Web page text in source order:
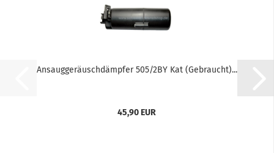
Ansauggeräuschdämpfer 505/2BY Kat (Gebraucht)...
45,90 EUR